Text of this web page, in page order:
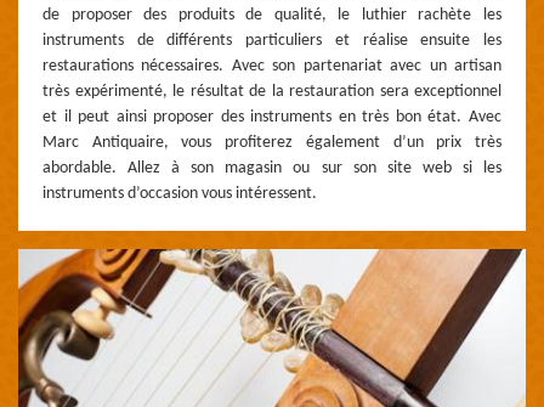
de proposer des produits de qualité, le luthier rachète les
instruments de différents particuliers et réalise ensuite les
restaurations nécessaires. Avec son partenariat avec un artisan
très expérimenté, le résultat de la restauration sera exceptionnel
et il peut ainsi proposer des instruments en très bon état. Avec
Marc Antiquaire, vous profiterez également d’un prix très
abordable. Allez à son magasin ou sur son site web si les
instruments d’occasion vous intéressent.